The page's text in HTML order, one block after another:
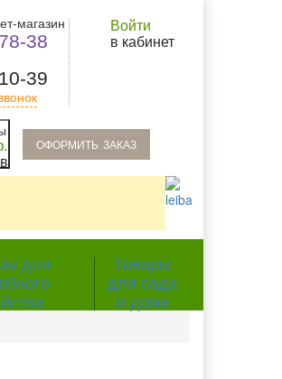
магазин
38
39
Войти
в кабинет
oформить заказ
для
Товары
для сада
и дома